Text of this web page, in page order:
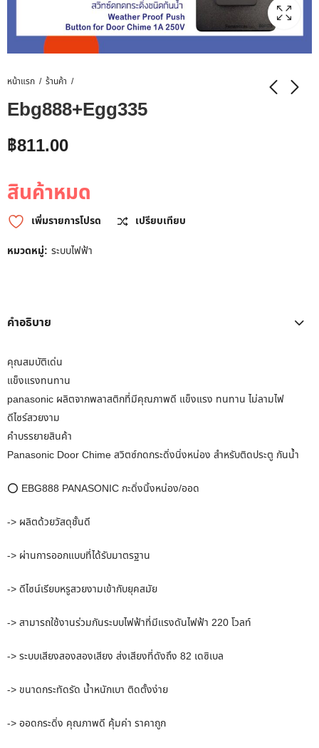
หน้าแรก ร้านค้า
Ebg888+Egg335
฿811.00
สินค้าหมด
เพิ่มรายการโปรด
เปรียบเทียบ
หมวดหมู่: ระบบไฟฟ้า
คำอธิบาย
คุณสมบัติเด่น
แข็งแรงทนทาน
panasonic ผลิตจากพลาสติกที่มีคุณภาพดี แข็งแรง ทนทาน ไม่ลามไฟ
ดีไซร์สวยงาม
คำบรรยายสินค้า
Panasonic Door Chime สวิตซ์กดกระดิ่งนิ่งหน่อง สำหรับติดประตู กันน้ำ
⭕ EBG888 PANASONIC กะดิ่งนิ้งหน่อง/ออด
-> ผลิตด้วยวัสดุชั้นดี
-> ผ่านการออกแบบที่ได้รับมาตรฐาน
-> ดีไซน์เรียบหรูสวยงามเข้ากับยุคสมัย
-> สามารถใช้งานร่วมกันระบบไฟฟ้าที่มีแรงดันไฟฟ้า 220 โวลท์
-> ระบบเสียงสองสองเสียง ส่งเสียงที่ดังถึง 82 เดซิเบล
-> ขนาดกระทัดรัด น้ำหนักเบา ติดตั้งง่าย
-> ออดกระดิ่ง คุณภาพดี คุ้มค่า ราคาถูก